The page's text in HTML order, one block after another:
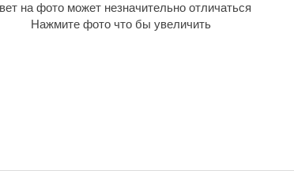
на фото может незначительно отличаться
Нажмите фото что бы увеличить